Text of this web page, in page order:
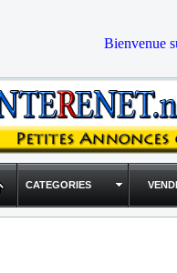
Bienvenue
CATEGORIES